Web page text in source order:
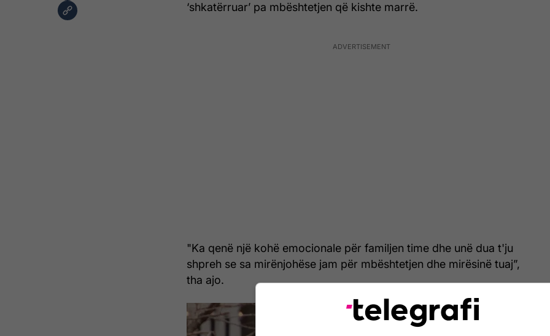
‘shkatërruar’ pa mbështetjen që kishte marrë.
"Ka qenë një kohë emocionale për familjen time dhe unë dua t'ju
shpreh se sa mirënjohëse jam për mbështetjen dhe mirësinë tuaj”,
tha ajo.